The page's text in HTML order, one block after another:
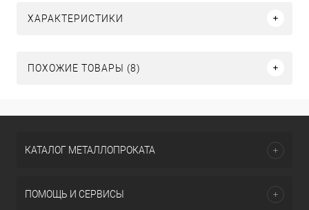
ХАРАКТЕРИСТИКИ
ПОХОЖИЕ ТОВАРЫ (8)
КАТАЛОГ МЕТАЛЛОПРОКАТА
ПОМОЩЬ И СЕРВИСЫ